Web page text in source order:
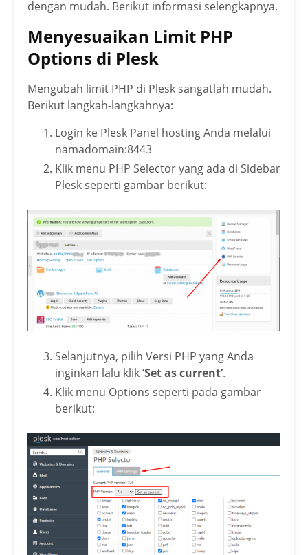
dengan mudah. Berikut informasi selengkapnya.
Menyesuaikan Limit PHP
Options di Plesk
Mengubah limit PHP di Plesk sangatlah mudah.
Berikut langkah-langkahnya:
Login ke Plesk Panel hosting Anda melalui
namadomain:8443
Klik menu PHP Selector yang ada di Sidebar
Plesk seperti gambar berikut:
Selanjutnya, pilih Versi PHP yang Anda
inginkan lalu klik‘Set as current’.
Klik menu Options seperti pada gambar
berikut: